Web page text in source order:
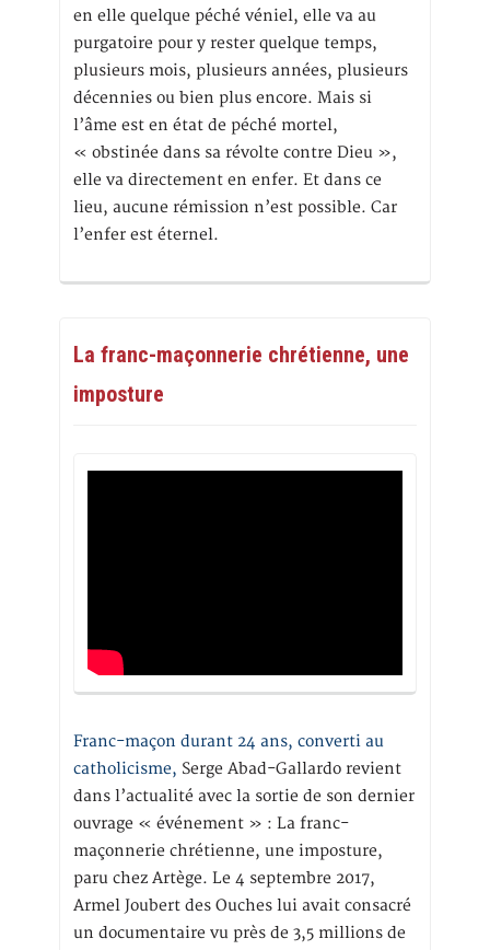
en elle quelque péché véniel, elle va au
purgatoire pour y rester quelque temps,
plusieurs mois, plusieurs années, plusieurs
décennies ou bien plus encore. Mais si
l’âme est en état de péché mortel,
« obstinée dans sa révolte contre Dieu »,
elle va directement en enfer. Et dans ce
lieu, aucune rémission n’est possible. Car
l’enfer est éternel.
La franc-maçonnerie chrétienne, une
imposture
Franc-maçon durant 24 ans, converti au
catholicisme, Serge Abad-Gallardo revient
dans l’actualité avec la sortie de son dernier
ouvrage « événement » : La franc-
maçonnerie chrétienne, une imposture,
paru chez Artège. Le 4 septembre 2017,
Armel Joubert des Ouches lui avait consacré
un documentaire vu près de 3,5 millions de